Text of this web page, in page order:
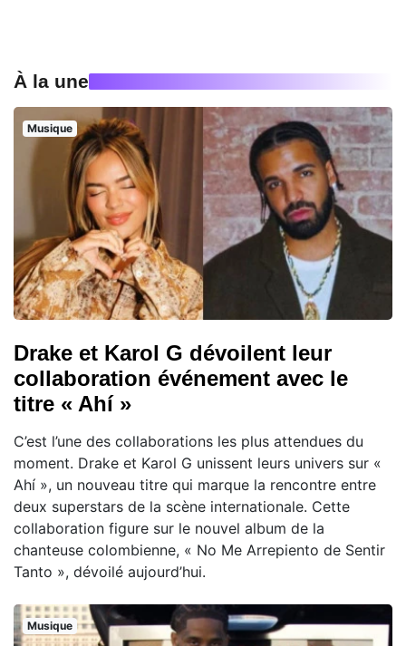
À la une
Musique
Drake et Karol G dévoilent leur
collaboration événement avec le
titre « Ahí »
C’est l’une des collaborations les plus attendues du
moment. Drake et Karol G unissent leurs univers sur «
Ahí », un nouveau titre qui marque la rencontre entre
deux superstars de la scène internationale. Cette
collaboration figure sur le nouvel album de la
chanteuse colombienne, « No Me Arrepiento de Sentir
Tanto », dévoilé aujourd’hui.
Musique